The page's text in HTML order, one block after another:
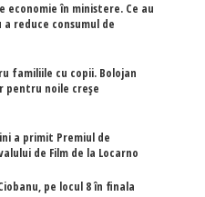
economie în ministere. Ce au
reduce consumul de
familiile cu copii. Bolojan
pentru noile creșe
a primit Premiul de
de Film de la Locarno
pe locul 8 în finala